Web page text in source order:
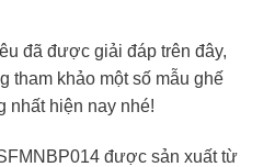
đã được giải đáp trên đây,
tham khảo một số mẫu ghế
nhất hiện nay nhé!
được sản xuất từ